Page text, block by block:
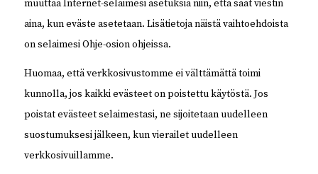
muuttaa Internet-selaimesi asetuksia niin, että saat viestin
aina, kun eväste asetetaan. Lisätietoja näistä vaihtoehdoista
on selaimesi Ohje-osion ohjeissa.
Huomaa, että verkkosivustomme ei välttämättä toimi
kunnolla, jos kaikki evästeet on poistettu käytöstä. Jos
poistat evästeet selaimestasi, ne sijoitetaan uudelleen
suostumuksesi jälkeen, kun vierailet uudelleen
verkkosivuillamme.